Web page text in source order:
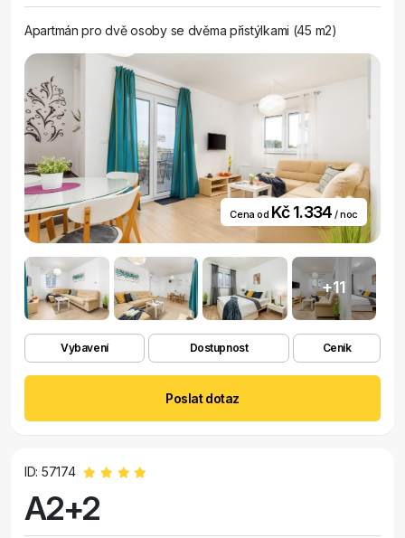
Apartmán pro dvě osoby se dvěma přistýlkami (45 m2)
Cena od Kč 1.334 / noc
+11
Vybavení Dostupnost Ceník
Poslat dotaz
ID: 57174
A2+2